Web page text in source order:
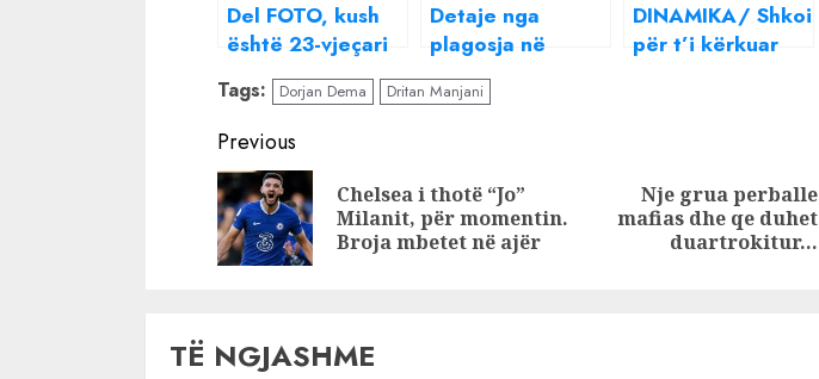
Del FOTO, kush
është 23-vjeçari
që vrau
shqiptarin në
Itali!
Detaje nga
plagosja në
Korçë, kush është
41-vjeçari që
arrestuar më
parë për
përndjekje
DINAMIKA/ Shkoi
për t’i kërkuar
moshuarin!
Tags: Dorjan Dema Dritan Manjani
Continue
Reading
Previous
Previous
Chelsea i thotë “Jo”
Milanit, për momentin.
Broja mbetet në ajër
Next
Nje grua perballe
mafias dhe qe duhet
duartrokitur…
TË NGJASHME